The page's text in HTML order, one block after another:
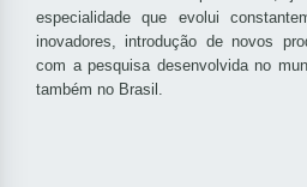
especialidade que evolui
inovadores, introdução de novos
com a pesquisa desenvolvida no
também no Brasil.